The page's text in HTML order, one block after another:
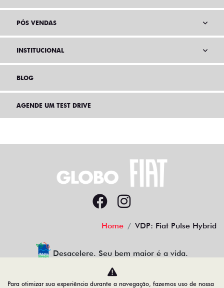
PÓS VENDAS
INSTITUCIONAL
BLOG
AGENDE UM TEST DRIVE
Home VDP: Fiat Pulse Hybrid
Desacelere. Seu bem maior é a vida.
Para otimizar sua experiência durante a navegação, fazemos uso de nossa